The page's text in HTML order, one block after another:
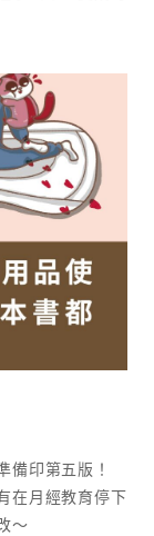
印第五版！
在月經教育停下
～